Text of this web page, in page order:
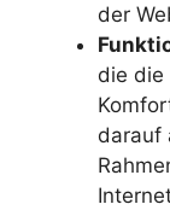
der
die die
darauf